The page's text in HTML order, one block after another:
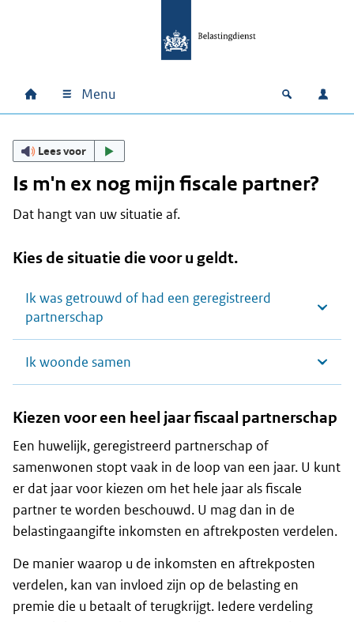
Hoofdnavigatie
Home Menu Open
Lees voor
Is m'n ex nog mijn fiscale partner?
Dat hangt van uw situatie af.
Kies de situatie die voor u geldt.
Ik was getrouwd of had een geregistreerd
partnerschap
Ik woonde samen
Kiezen voor een heel jaar fiscaal partnerschap
Een huwelijk, geregistreerd partnerschap of
samenwonen stopt vaak in de loop van een jaar. U kunt
er dat jaar voor kiezen om het hele jaar als fiscale
partner te worden beschouwd. U mag dan in de
belastingaangifte inkomsten en aftrekposten verdelen.
De manier waarop u de inkomsten en aftrekposten
verdelen, kan van invloed zijn op de belasting en
premie die u betaalt of terugkrijgt. Iedere verdeling